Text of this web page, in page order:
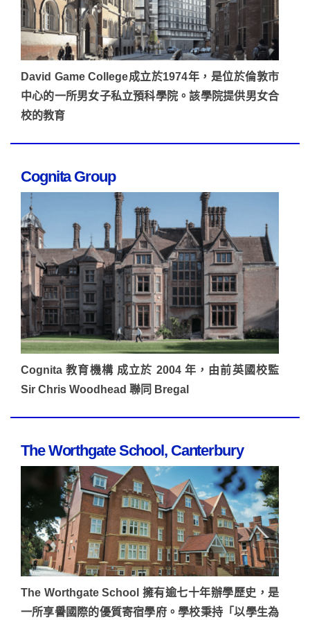
David Game College成立於1974年，是位於倫敦市
中心的一所男女子私立預科學院。該學院提供男女合
校的教育
Cognita Group
Cognita 教育機構 成立於 2004 年，由前英國校監
Sir Chris Woodhead 聯同 Bregal
The Worthgate School, Canterbury
The Worthgate School 擁有逾七十年辦學歷史，是
一所享譽國際的優質寄宿學府。學校秉持「以學生為